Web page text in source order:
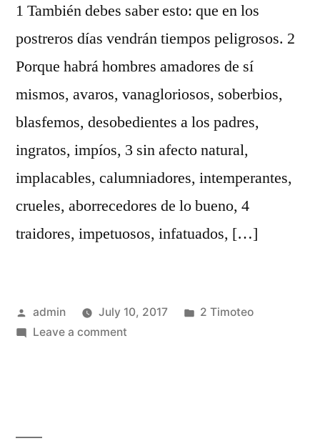
1 También debes saber esto: que en los
postreros días vendrán tiempos peligrosos. 2
Porque habrá hombres amadores de sí
mismos, avaros, vanagloriosos, soberbios,
blasfemos, desobedientes a los padres,
ingratos, impíos, 3 sin afecto natural,
implacables, calumniadores, intemperantes,
crueles, aborrecedores de lo bueno, 4
traidores, impetuosos, infatuados, […]
Posted
by
admin July 10, 2017
Posted
2 Timoteo
Leave a commenton